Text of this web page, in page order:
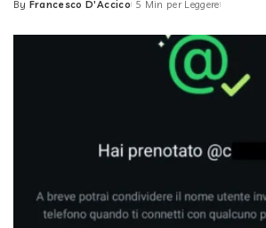
Posted
By Francesco D'Accico 5 Min per Leggere